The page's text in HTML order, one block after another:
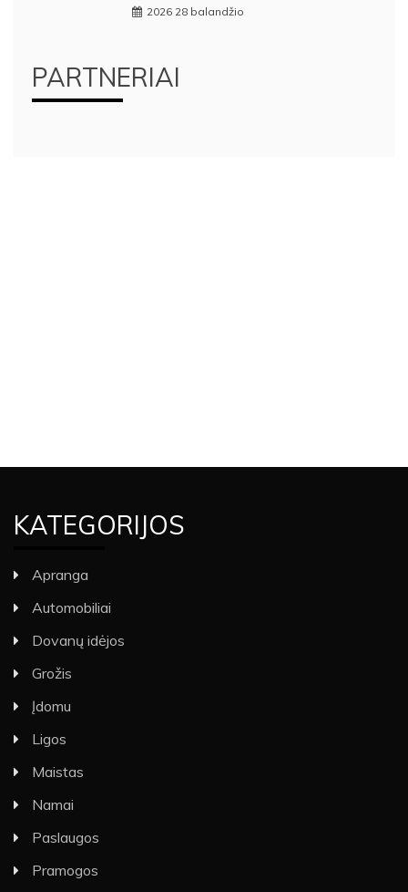
2026 28 balandžio
PARTNERIAI
KATEGORIJOS
Apranga
Automobiliai
Dovanų idėjos
Grožis
Įdomu
Ligos
Maistas
Namai
Paslaugos
Pramogos